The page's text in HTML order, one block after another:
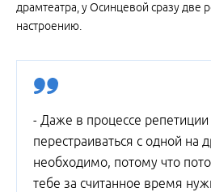
драмтеатра, у Осинцевой сразу две
настроению.
- Даже в процессе
перестраиваться с одной на
необходимо, потому что
тебе за считанное время